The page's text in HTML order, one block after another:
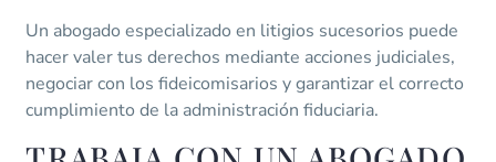
Un abogado especializado en litigios sucesorios puede
hacer valer tus derechos mediante acciones judiciales,
negociar con los fideicomisarios y garantizar el correcto
cumplimiento de la administración fiduciaria.